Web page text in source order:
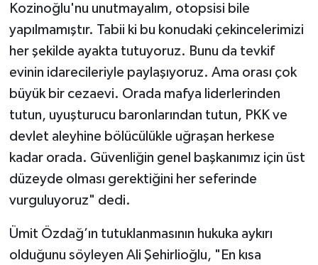
Kozinoğlu'nu unutmayalım, otopsisi bile
yapılmamıştır. Tabii ki bu konudaki çekincelerimizi
her şekilde ayakta tutuyoruz. Bunu da tevkif
evinin idarecileriyle paylaşıyoruz. Ama orası çok
büyük bir cezaevi. Orada mafya liderlerinden
tutun, uyuşturucu baronlarından tutun, PKK ve
devlet aleyhine bölücülükle uğraşan herkese
kadar orada. Güvenliğin genel başkanımız için üst
düzeyde olması gerektiğini her seferinde
vurguluyoruz" dedi.
Ümit Özdağ’ın tutuklanmasının hukuka aykırı
olduğunu söyleyen Ali Şehirlioğlu, "En kısa